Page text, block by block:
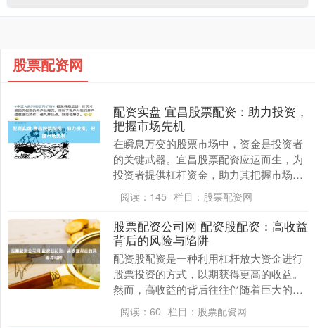
股票配资网
配资实盘 宜昌股票配资：助力投资，
把握市场先机
在瞬息万变的股票市场中，资金是投资者
的关键武器。宜昌股票配资应运而生，为
投资者提供杠杆资金，助力其把握市场先
机，提升投资收益。 恒信配资是一家拥有
多年经验的专业....
阅读： 145 栏目： 股票配资网
股票配资公司网 配资股配资：高收益
背后的风险与陷阱
配资股配资是一种利用杠杆放大资金进行
股票投资的方式，以期获得更高的收益。
然而，高收益的背后往往伴随着巨大的风
险和陷阱。 * **了解基本概念：**什么是股
票配资....
阅读： 60 栏目： 股票配资网